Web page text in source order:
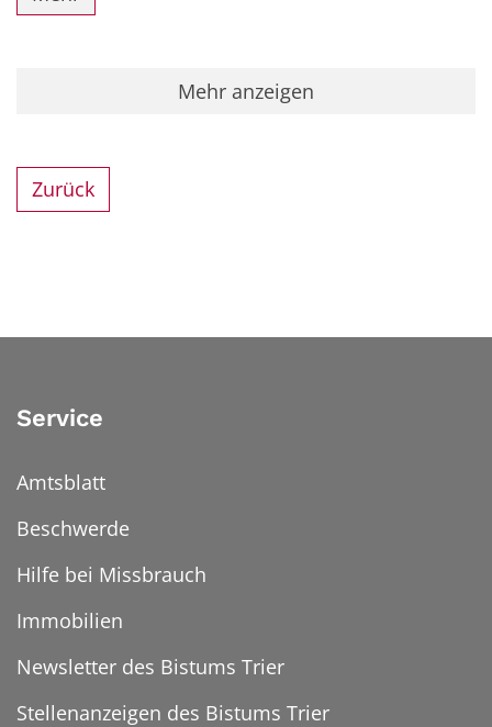
Mehr anzeigen
Zurück
Service
Amtsblatt
Beschwerde
Hilfe bei Missbrauch
Immobilien
Newsletter des Bistums Trier
Stellenanzeigen des Bistums Trier